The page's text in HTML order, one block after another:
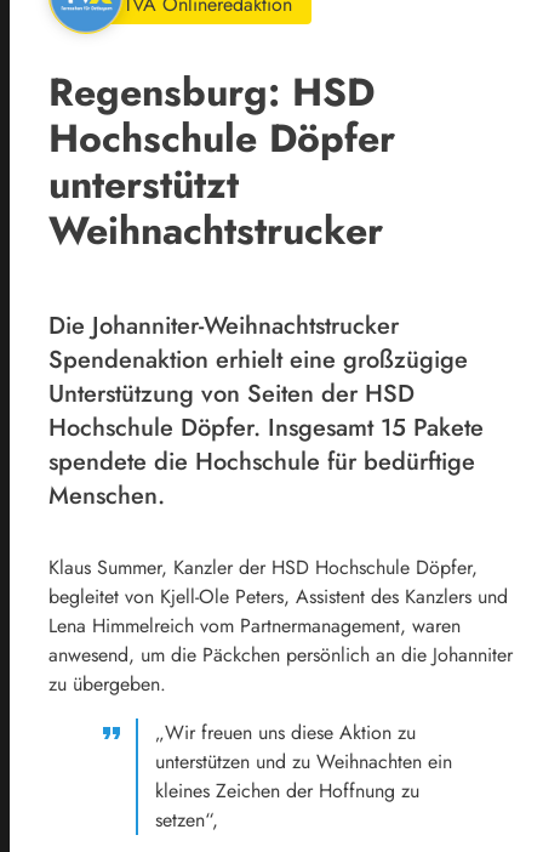
Regensburg: HSD
Hochschule Döpfer
unterstützt
Weihnachtstrucker
Die Johanniter-Weihnachtstrucker
Spendenaktion erhielt eine großzügige
Unterstützung von Seiten der HSD
Hochschule Döpfer. Insgesamt 15 Pakete
spendete die Hochschule für bedürftige
Menschen.
Klaus Summer, Kanzler der HSD Hochschule Döpfer,
begleitet von Kjell-Ole Peters, Assistent des Kanzlers und
Lena Himmelreich vom Partnermanagement, waren
anwesend, um die Päckchen persönlich an die Johanniter
zu übergeben.
„Wir freuen uns diese Aktion zu
unterstützen und zu Weihnachten ein
kleines Zeichen der Hoffnung zu
setzen“,